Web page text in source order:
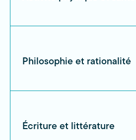
Philosophie et rationalité
Écriture et littérature